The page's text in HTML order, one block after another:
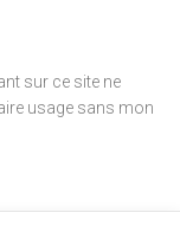
sur ce site ne
usage sans mon